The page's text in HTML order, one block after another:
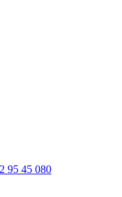
95 45 080